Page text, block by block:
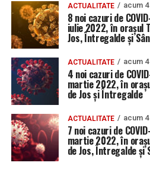
ACTUALITATE acum 4
8 noi cazuri de
iulie 2022, în orașul
Jos, Întregalde și
ACTUALITATE acum 4
4 noi cazuri de
martie 2022, în
de Jos și Întregalde
ACTUALITATE acum 4
7 noi cazuri de
martie 2022, în
de Jos, Întregalde și